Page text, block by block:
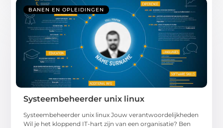
BANEN EN OPLEIDINGEN
Systeembeheerder unix linux
Systeembeheerder unix linux Jouw verantwoordelijkheden
Wil je het kloppend IT-hart zijn van een organisatie? Ben